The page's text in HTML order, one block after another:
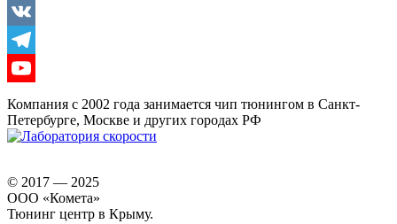
Vkontakte
Telegram
Youtube
Компания с 2002 года занимается чип тюнингом в Санкт-
Петербурге, Москве и других городах РФ
© 2017 — 2025
ООО «Комета»
Тюнинг центр в Крыму.